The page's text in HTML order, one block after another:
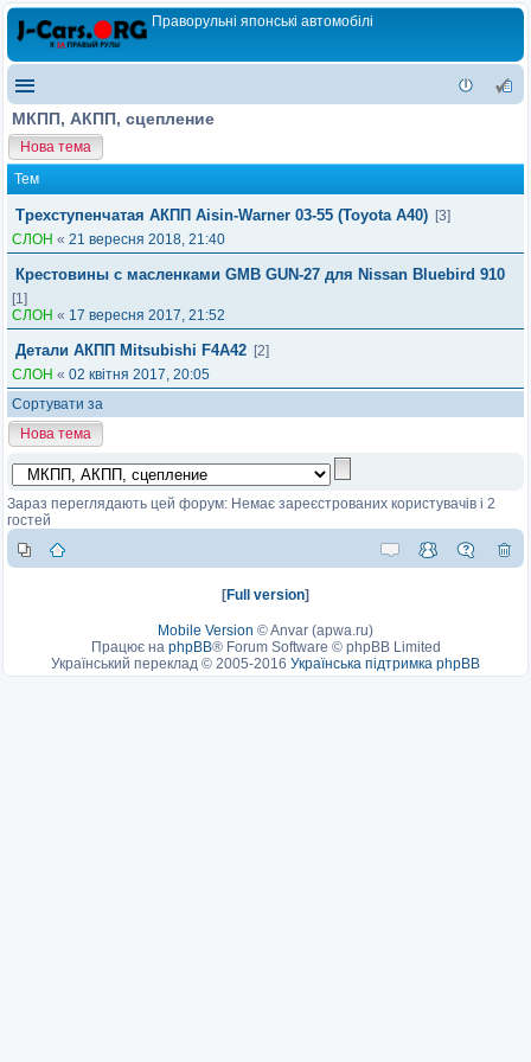
Праворульні японські автомобілі
МКПП, АКПП, сцепление
Нова тема
Тем
Трехступенчатая АКПП Aisin-Warner 03-55 (Toyota А40) [3]
СЛОН « 21 вересня 2018, 21:40
Крестовины с масленками GMB GUN-27 для Nissan Bluebird 910
[1]
СЛОН « 17 вересня 2017, 21:52
Детали АКПП Mitsubishi F4A42 [2]
СЛОН « 02 квітня 2017, 20:05
Сортувати за
Нова тема
Зараз переглядають цей форум: Немає зареєстрованих користувачів і 2
гостей
[Full version]
Mobile Version ©Anvar (apwa.ru)
Працює на phpBB® Forum Software © phpBB Limited
Український переклад © 2005-2016 Українська підтримка phpBB